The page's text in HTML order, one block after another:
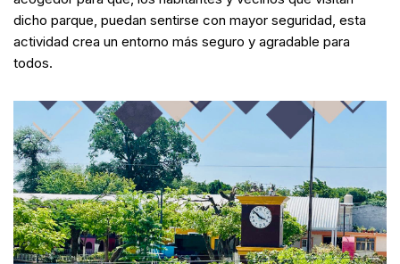
dicho parque, puedan sentirse con mayor seguridad, esta
actividad crea un entorno más seguro y agradable para
todos.